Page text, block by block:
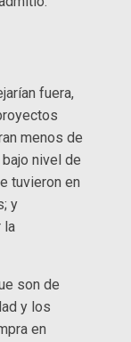
fuera,
menos de
nivel de
tuvieron en
y
la
son de
y los
en